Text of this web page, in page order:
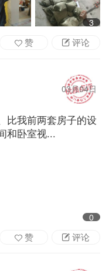
3
评论
赞
03月04日
比我前两套房子的设
和卧室视...
0
评论
赞